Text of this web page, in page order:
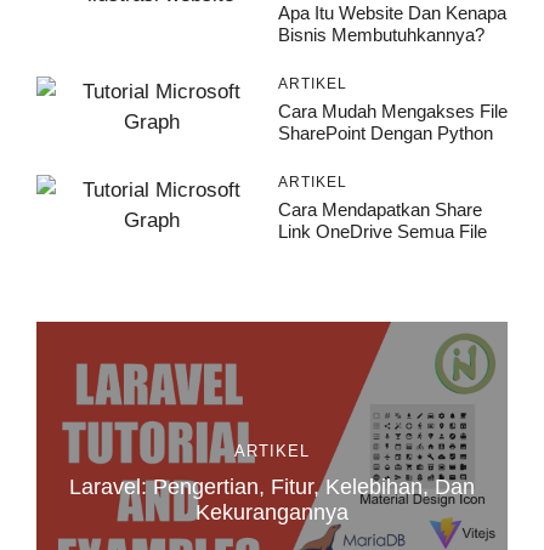
Apa Itu Website Dan Kenapa
Bisnis Membutuhkannya?
ARTIKEL
Cara Mudah Mengakses File
SharePoint Dengan Python
ARTIKEL
Cara Mendapatkan Share
Link OneDrive Semua File
ARTIKEL
Laravel: Pengertian, Fitur, Kelebihan, Dan
Kekurangannya